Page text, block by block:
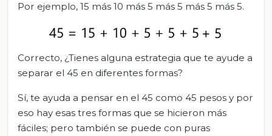
Por ejemplo, 15 más 10 más 5 más 5 más 5 más 5.
Correcto, ¿Tienes alguna estrategia que te ayude a
separar el 45 en diferentes formas?
Sí, te ayuda a pensar en el 45 como 45 pesos y por
eso hay esas tres formas que se hicieron más
fáciles; pero también se puede con puras